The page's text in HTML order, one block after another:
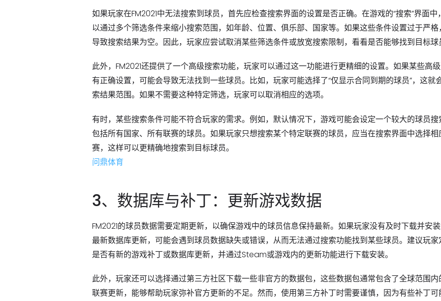
如果玩家在FM2021中无法搜索到球员，首先应检查搜索界面的设置是否正确。在游戏的“搜索”界面中
以通过多个筛选条件来缩小搜索范围，如年龄、位置、俱乐部、国家等。如果这些条件设置过于严
导致搜索结果为空。因此，玩家应尝试取消某些筛选条件或放宽搜索限制，看看是否能够找到目标球
此外，FM2021还提供了一个高级搜索功能，玩家可以通过这一功能进行更精细的设置。如果某些高
有正确设置，可能会导致无法找到一些球员。比如，玩家可能选择了“仅显示合同到期的球员”，这就
索结果范围。如果不需要这种特定筛选，玩家可以取消相应的选项。
有时，某些搜索条件可能不符合玩家的需求。例如，默认情况下，游戏可能会设定一个较大的球员搜
包括所有国家、所有联赛的球员。如果玩家只想搜索某个特定联赛的球员，应当在搜索界面中选择相
赛，这样可以更精确地搜索到目标球员。
问鼎体育
3、数据库与补丁：更新游戏数据
FM2021的球员数据需要定期更新，以确保游戏中的球员信息保持最新。如果玩家没有及时下载并安
最新数据库更新，可能会遇到球员数据缺失或错误，从而无法通过搜索功能找到某些球员。建议玩
是否有新的游戏补丁或数据库更新，并通过Steam或游戏内的更新功能进行下载安装。
此外，玩家还可以选择通过第三方社区下载一些非官方的数据包，这些数据包通常包含了全球范围内
联赛更新，能够帮助玩家弥补官方更新的不足。然而，使用第三方补丁时需要谨慎，因为有些补丁